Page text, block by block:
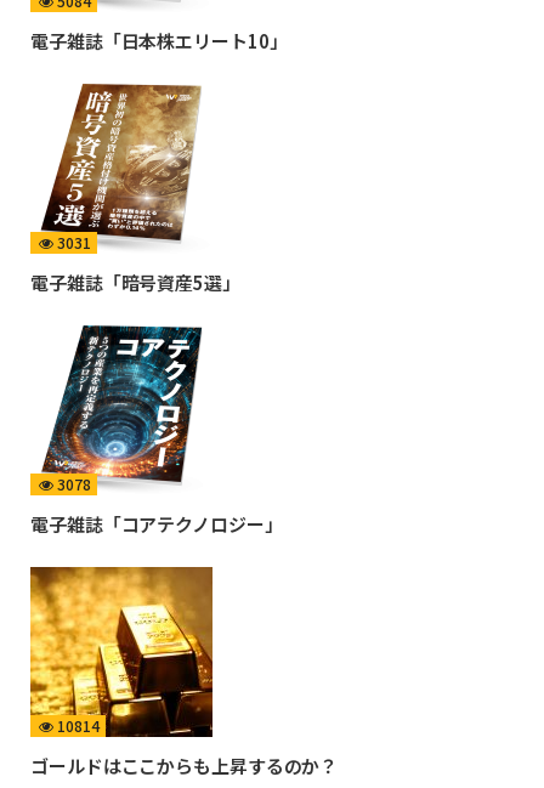
電子雑誌「日本株エリート10」
3031
電子雑誌「暗号資産5選」
3078
電子雑誌「コアテクノロジー」
10814
ゴールドはここからも上昇するのか？